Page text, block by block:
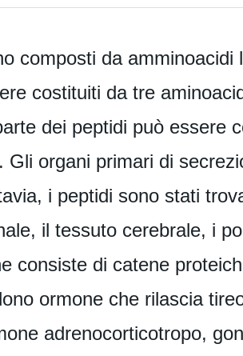
composti da
costituiti da tre
dei peptidi può essere
Gli organi primari di
i peptidi sono stati
il tessuto cerebrale, i
consiste di catene
ormone che rilascia
adrenocorticotropo,